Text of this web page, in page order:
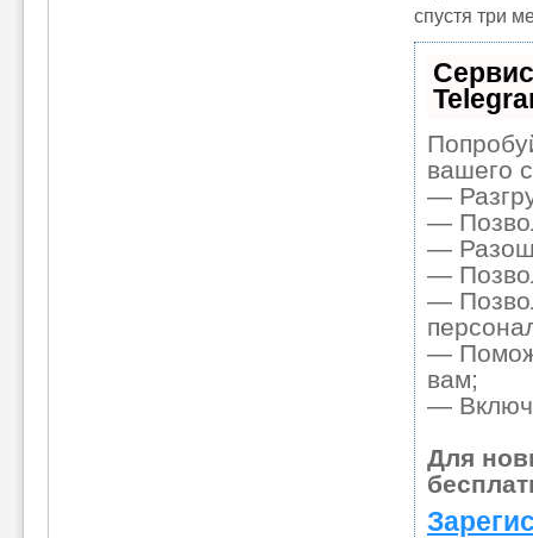
спустя три
вашего
—
—
—
—
—
—
вам;
—
Для